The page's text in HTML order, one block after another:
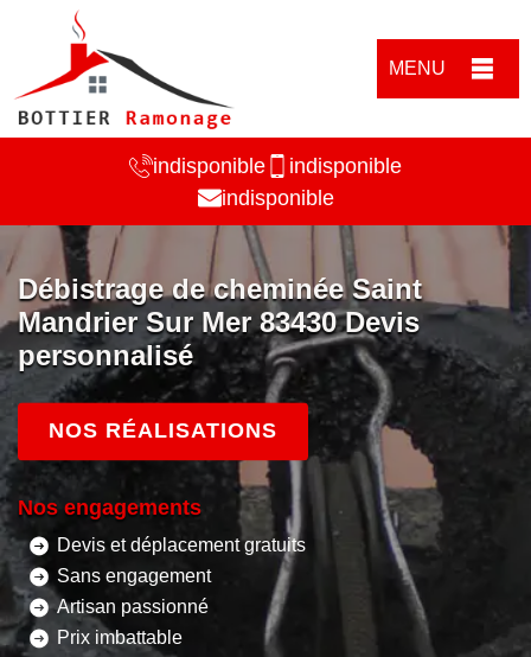
MENU
indisponible
indisponible
indisponible
Débistrage de cheminée Saint
Mandrier Sur Mer 83430 Devis
personnalisé
NOS RÉALISATIONS
Nos engagements
Devis et déplacement gratuits
Sans engagement
Artisan passionné
Prix imbattable